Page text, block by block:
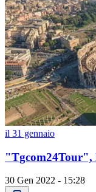
il 31 gennaio
"Tgcom24Tour",
30 Gen 2022 - 15:28